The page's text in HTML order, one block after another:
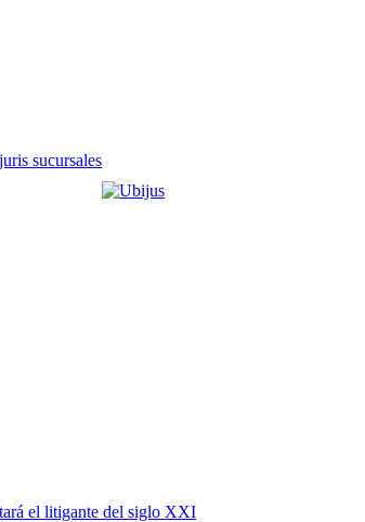
el litigante del siglo XXI